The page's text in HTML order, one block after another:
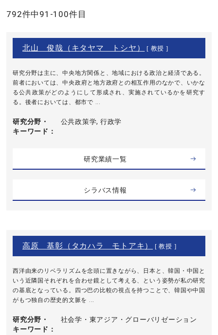
792件中91-100件目
北山 俊哉（キタヤマ トシヤ） [ 教授 ]
研究分野は主に、中央地方関係と、地域における政治と経済である。
前者においては、中央政府と地方政府との相互作用のなかで、いかな
る公共政策がどのようにして形成され、実施されているかを研究す
る。後者においては、都市で ...
研究分野・
キーワード
公共政策学, 行政学
研究業績一覧
シラバス情報
高原 基彰（タカハラ モトアキ） [ 教授 ]
西洋由来のリベラリズムを念頭に置きながら、日本と、韓国・中国と
いう近隣国それぞれを合わせ鏡として考える、という姿勢が私の研究
の基底となっている。四つ巴の比較の視点を持つことで、韓国や中国
がもつ独自の歴史的文脈を ...
研究分野・
キーワード
社会学・東アジア・グローバリゼーション